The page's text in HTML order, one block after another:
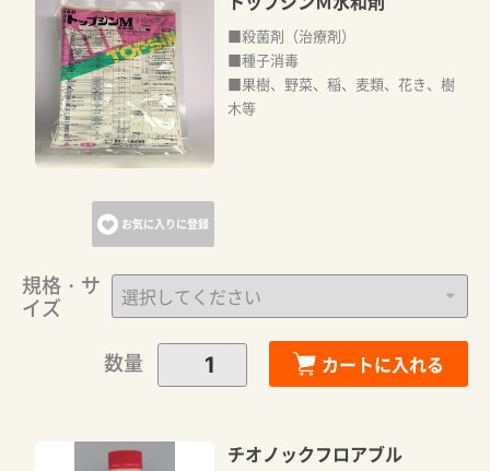
お気に入りに登録
■殺菌剤（治療剤）
■種子消毒
■果樹、野菜、稲、麦類、花き、樹
木等
規格・サ
イズ
数量
カートに入れる
チオノックフロアブル